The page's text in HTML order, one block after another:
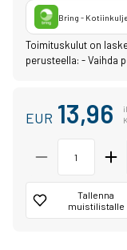
Bring -
Toimituskulut on
perusteella: -Vaihda
EUR 13,96
Tallenna
muistilistalle